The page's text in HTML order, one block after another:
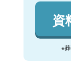
資
※